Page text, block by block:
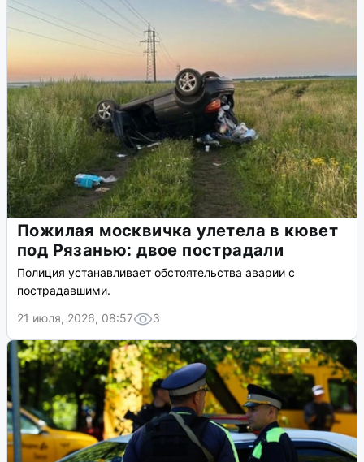
Пожилая москвичка улетела в кювет
под Рязанью: двое пострадали
Полиция устанавливает обстоятельства аварии с
пострадавшими.
21 июля, 2026, 08:57
3